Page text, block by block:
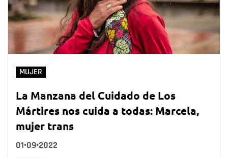
MUJER
La Manzana del Cuidado de Los
Mártires nos cuida a todas: Marcela,
mujer trans
01•09•2022